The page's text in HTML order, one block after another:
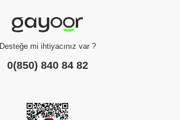
Desteğe mi ihtiyacınız var ?
0(850) 840 84 82